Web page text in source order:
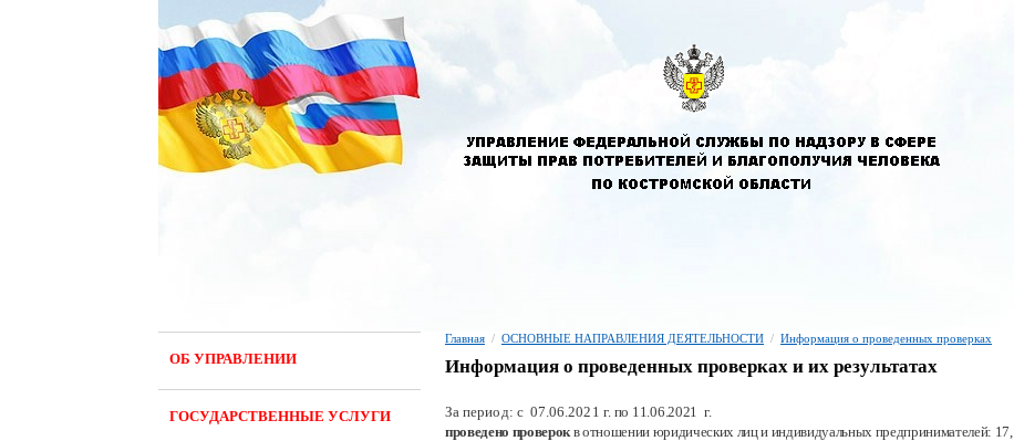
ОБ УПРАВЛЕНИИ
ГОСУДАРСТВЕННЫЕ УСЛУГИ
Главная / ОСНОВНЫЕ НАПРАВЛЕНИЯ ДЕЯТЕЛЬНОСТИ / Информация о проведенных проверках
Информация о проведенных проверках и их результатах
За период: с 07.06.2021 г. по 11.06.2021 г.
проведено проверокв отношении юридических лиц и индивидуальных предпринимателей: 17,